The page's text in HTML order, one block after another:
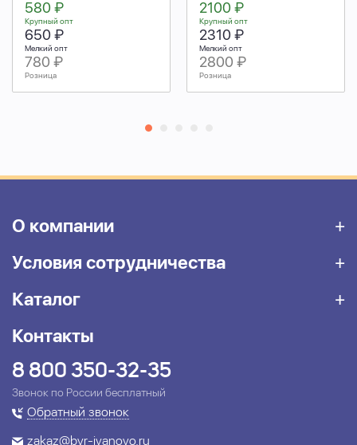
580 ₽
Крупный опт
650 ₽
Мелкий опт
780 ₽
Розница
2100 ₽
Крупный опт
2310 ₽
Мелкий опт
2800 ₽
Розница
О компании
Условия сотрудничества
Каталог
Контакты
8 800 350-32-35
Звонок по России бесплатный
Обратный звонок
zakaz@bvr-ivanovo.ru